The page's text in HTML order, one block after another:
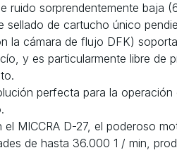
ruido sorprendentemente baja
sellado de cartucho único
la cámara de flujo DFK)
y es particularmente libre de
perfecta para la
el MICCRA D-27, el poderoso
de hasta 36.000 1 / min,